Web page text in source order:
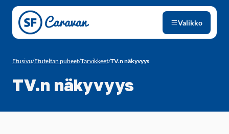
Siirry sivun sisältöön
Valikko
Etusivu/Etuteltan puheet/Tarvikkeet/TV.n näkyvyys
TV.n näkyvyys